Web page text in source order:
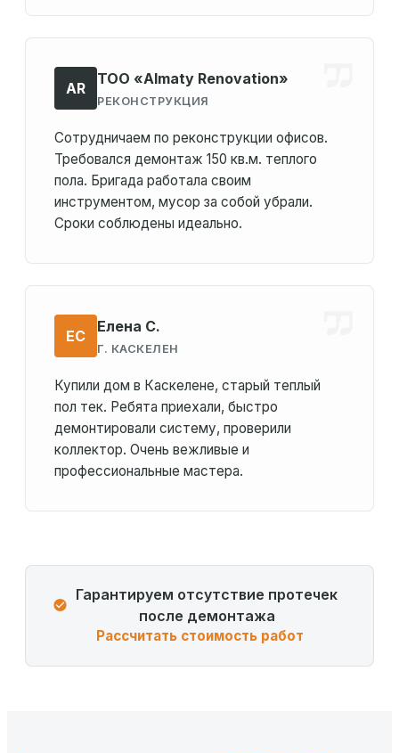
AR
ТОО «Almaty Renovation»
РЕКОНСТРУКЦИЯ
Сотрудничаем по реконструкции офисов.
Требовался демонтаж 150 кв.м. теплого
пола. Бригада работала своим
инструментом, мусор за собой убрали.
Сроки соблюдены идеально.
ЕС
Елена С.
Г. КАСКЕЛЕН
Купили дом в Каскелене, старый теплый
пол тек. Ребята приехали, быстро
демонтировали систему, проверили
коллектор. Очень вежливые и
профессиональные мастера.
Гарантируем отсутствие протечек
после демонтажа
Рассчитать стоимость работ